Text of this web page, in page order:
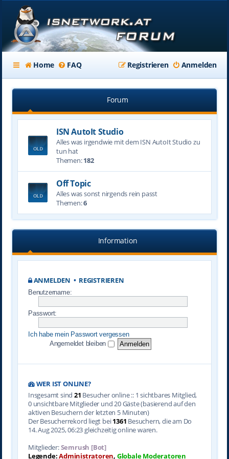
Home FAQ Anmelden
Registrieren
Forum
ISN AutoIt Studio
Alles was irgendwie mit dem ISN AutoIt Studio zu
tun hat
Themen:182
Off Topic
Alles was sonst nirgends rein passt
Themen:6
Information
ANMELDEN • REGISTRIEREN
Benutzername:
Passwort:
Ich habe mein Passwort vergessen
Angemeldet bleiben
WER IST ONLINE?
Insgesamt sind 21 Besucher online :: 1 sichtbares Mitglied,
0 unsichtbare Mitglieder und 20 Gäste (basierend auf den
aktiven Besuchern der letzten 5 Minuten)
Der Besucherrekord liegt bei1361 Besuchern, die am Do
14. Aug 2025, 06:23 gleichzeitig online waren.
Mitglieder:Semrush [Bot]
Legende:Administratoren, Globale Moderatoren